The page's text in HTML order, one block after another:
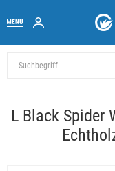
L Black Spider